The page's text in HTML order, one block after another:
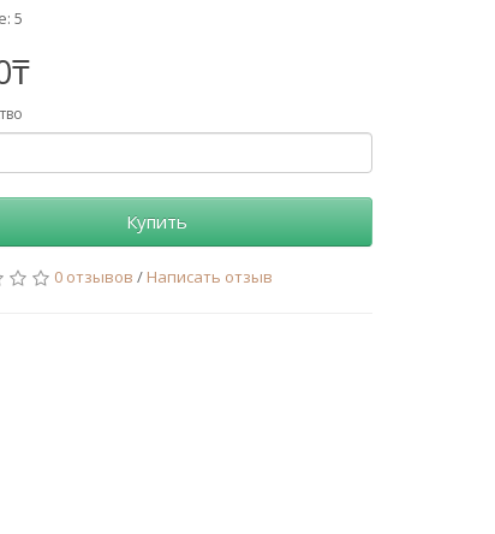
5
Купить
0 отзывов / Написать отзыв